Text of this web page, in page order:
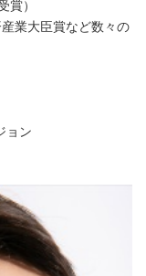
賞）
業大臣賞など数々の
ョン